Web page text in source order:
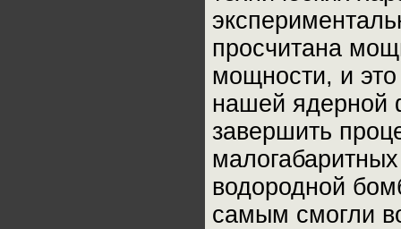
просчитана
мощности, и
нашей ядерной
завершить
водородной
самым смогли